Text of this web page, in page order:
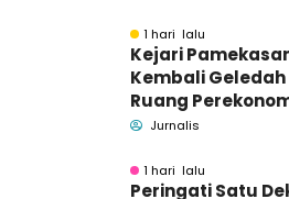
1 hari lalu
Kejari
Kembali Geledah
Ruang
Pidsus: Tunggu
Jurnalis
1 hari lalu
Peringati Satu